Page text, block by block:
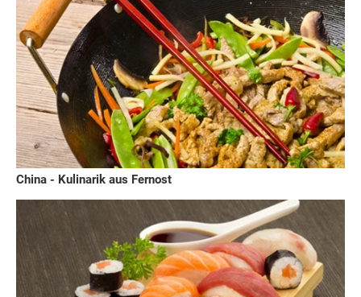
China - Kulinarik aus Fernost